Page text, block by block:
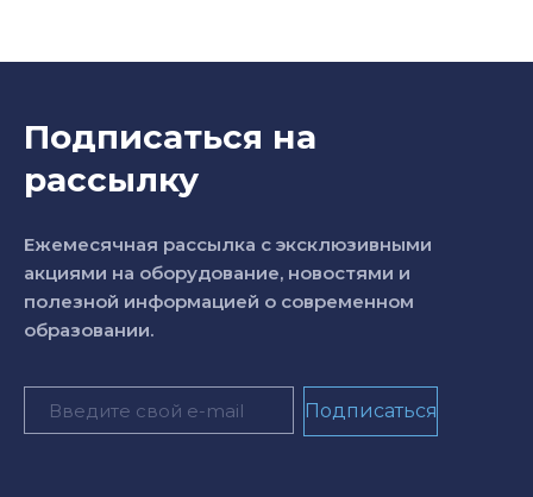
Подписаться на
рассылку
Ежемесячная рассылка с эксклюзивными
акциями на оборудование, новостями и
полезной информацией о современном
образовании.